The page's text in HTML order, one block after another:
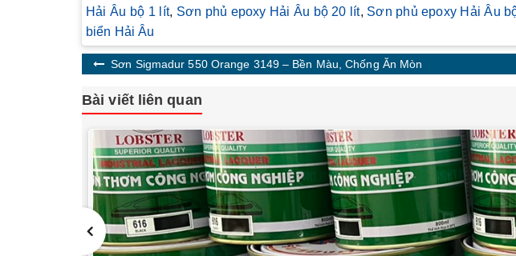
Hải Âu bộ 1 lít, Sơn phủ epoxy Hải Âu bộ 20 lít, Sơn phủ epoxy Hải Âu
biển Hải Âu
Sơn Sigmadur 550 Orange 3149 – Bền Màu, Chống Ăn Mòn
Bài viết liên quan